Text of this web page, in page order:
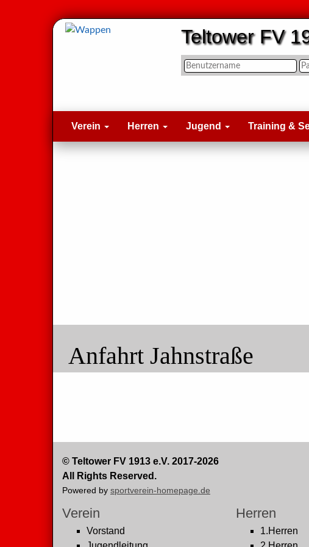
Teltower FV
Verein Herren Jugend Training &
Anfahrt Jahnstraße
© Teltower FV 1913 e.V. 2017-2026
All Rights Reserved.
Powered by sportverein-homepage.de
Verein
Vorstand
Herren
1.Herren